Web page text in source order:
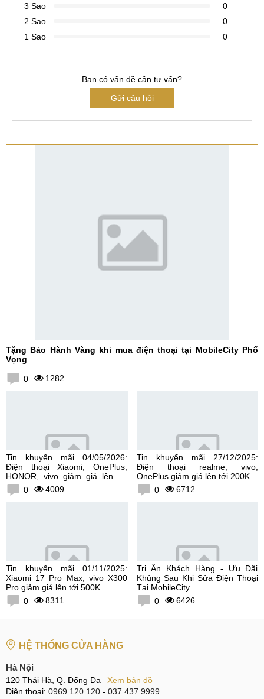
3 Sao
0
2 Sao
0
1 Sao
0
Bạn có vấn đề cần tư vấn?
Gửi câu hỏi
Tặng Bảo Hành Vàng khi mua điện thoại tại MobileCity Phố
Vọng
0 1282
Tin khuyến mãi 04/05/2026:
Điện thoại Xiaomi, OnePlus,
HONOR, vivo giảm giá lên tới
300K0 4009
Tin khuyến mãi 27/12/2025:
Điện thoại realme, vivo,
OnePlus giảm giá lên tới 200K
0
6712
Tin khuyến mãi 01/11/2025:
Xiaomi 17 Pro Max, vivo X300
Pro giảm giá lên tới 500K
0
8311
Tri Ân Khách Hàng - Ưu Đãi
Khủng Sau Khi Sửa Điện Thoại
Tại MobileCity
0
6426
HỆ THỐNG CỬA HÀNG
Hà Nội
120 Thái Hà, Q. Đống Đa
Xem bản đồ
Điện thoại: 0969.120.120 - 037.437.9999